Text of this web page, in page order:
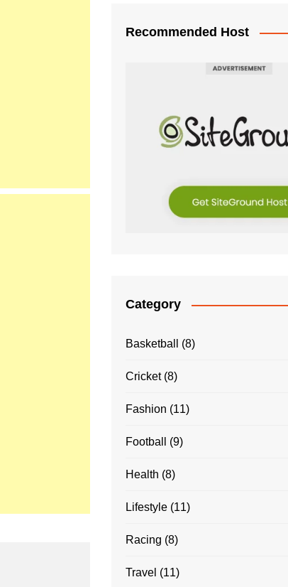
Recommended Host
Category
Basketball (8)
Cricket(8)
Fashion (11)
Football (9)
Health (8)
Lifestyle (11)
Racing (8)
Travel (11)